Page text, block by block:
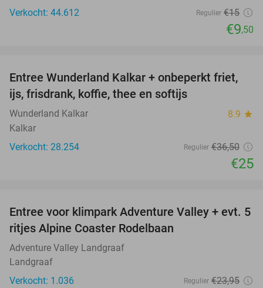
Verkocht: 44.612
Regulier €15
€9,50
32%
Entree Wunderland Kalkar + onbeperkt friet,
ijs, frisdrank, koffie, thee en softijs
Wunderland Kalkar 8.9 star
Kalkar
Verkocht: 28.254
Regulier €36,50
€25
17%
Entree voor klimpark Adventure Valley + evt. 5
ritjes Alpine Coaster Rodelbaan
Adventure Valley Landgraaf
Landgraaf
Verkocht: 1.036
Regulier €23,95